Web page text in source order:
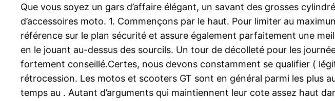
Que vous soyez un gars d’affaire élégant, un savant des grosses
d’accessoires moto. 1. Commençons par le haut. Pour limiter au
référence sur le plan sécurité et assure également parfaitement une
en le jouant au-dessus des sourcils. Un tour de décolleté pour les
fortement conseillé.Certes, nous devons constamment se qualifier (
rétrocession. Les motos et scooters GT sont en général parmi les
temps au . Autant d’arguments qui maintiennent leur cote assez haut